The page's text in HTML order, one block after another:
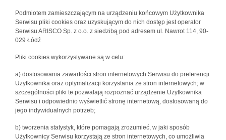
Podmiotem zamieszczającym na urządzeniu końcowym Użytkownika
Serwisu pliki cookies oraz uzyskującym do nich dostęp jest operator
Serwisu ARISCO Sp. z o.o. z siedzibą pod adresem ul. Nawrot 114, 90-
029 Łódź
Pliki cookies wykorzystywane są w celu:
a) dostosowania zawartości stron internetowych Serwisu do preferencji
Użytkownika oraz optymalizacji korzystania ze stron internetowych; w
szczególności pliki te pozwalają rozpoznać urządzenie Użytkownika
Serwisu i odpowiednio wyświetlić stronę internetową, dostosowaną do
jego indywidualnych potrzeb;
b) tworzenia statystyk, które pomagają zrozumieć, w jaki sposób
Użytkownicy Serwisu korzystają ze stron internetowych, co umożliwia